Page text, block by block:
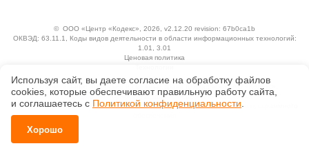
© ООО «Центр «Кодекс» , 2026, v2.12.20 revision: 67b0ca1b
ОКВЭД: 63.11.1, Коды видов деятельности в области информационных технологий:
1.01, 3.01
Ценовая политика
Исключительные авторские и смежные права принадлежат АО «Кодекс».
Положение по обработке и защите персональных данных
Справка о регистрации продуктов АО «Кодекс» в Реестре российского программного
Используя сайт, вы даете согласие на обработку файлов
сооkiеs, которые обеспечивают правильную работу сайта,
и соглашаетесь с Политикой конфиденциальности
Хорошо